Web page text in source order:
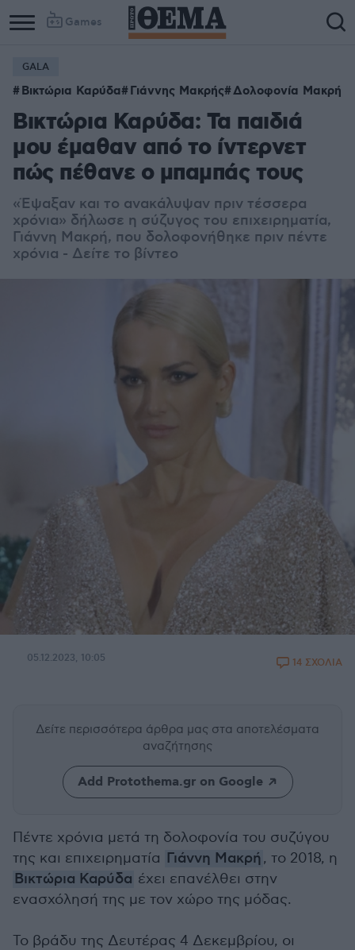
Games
GALA
Βικτώρια Καρύδα Γιάννης Μακρής Δολοφονία Μακρή
Βικτώρια Καρύδα: Τα παιδιά
μου έμαθαν από το ίντερνετ
πώς πέθανε ο μπαμπάς τους
«Έψαξαν και το ανακάλυψαν πριν τέσσερα
χρόνια» δήλωσε η σύζυγος του επιχειρηματία,
Γιάννη Μακρή, που δολοφονήθηκε πριν πέντε
χρόνια - Δείτε το βίντεο
05.12.2023, 10:05 14 ΣΧΟΛΙΑ
Δείτε περισσότερα άρθρα μας στα αποτελέσματα
αναζήτησης
Add Protothema.gr on Google
Πέντε χρόνια μετά τη δολοφονία του συζύγου
της και επιχειρηματία Γιάννη Μακρή, το 2018, η
Βικτώρια Καρύδα έχει επανέλθει στην
ενασχόλησή της με τον χώρο της μόδας.
Το βράδυ της Δευτέρας 4 Δεκεμβρίου, οι